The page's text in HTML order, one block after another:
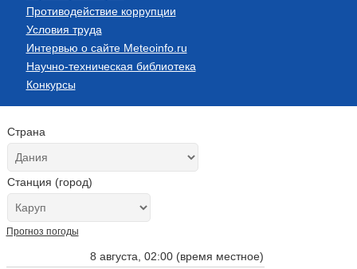
Противодействие коррупции
Условия труда
Интервью о сайте Meteoinfo.ru
Научно-техническая библиотека
Конкурсы
Страна
Станция (город)
Прогноз погоды
8 августа, 02:00 (время местное)